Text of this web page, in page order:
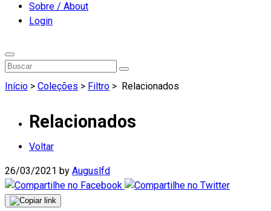
Sobre / About
Login
Início > Coleções > Filtro > Relacionados
Relacionados
Voltar
26/03/2021 by Auguslfd